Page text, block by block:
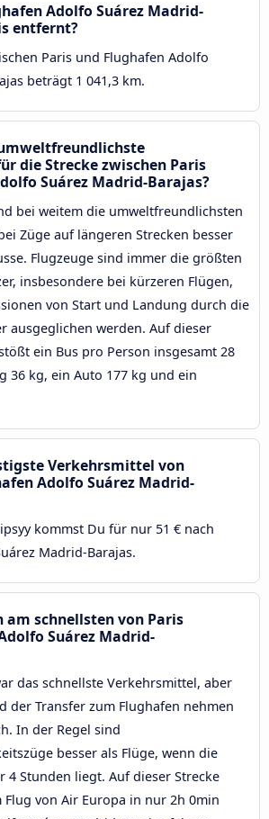
Adolfo Suárez Madrid-
entfernt?
Paris und Flughafen Adolfo
beträgt 1 041,3 km.
die Strecke zwischen Paris
Suárez Madrid-Barajas?
bei weitem die umweltfreundlichsten
Züge auf längeren Strecken besser
Flugzeuge sind immer die größten
insbesondere bei kürzeren Flügen,
von Start und Landung durch die
ausgeglichen werden. Auf dieser
ein Bus pro Person insgesamt 28
36 kg, ein Auto 177 kg und ein
Verkehrsmittel von
Adolfo Suárez Madrid-
kommst Du für nur 51 € nach
Madrid-Barajas.
schnellsten von Paris
Suárez Madrid-
das schnellste Verkehrsmittel, aber
der Transfer zum Flughafen nehmen
In der Regel sind
besser als Flüge, wenn die
4 Stunden liegt. Auf dieser Strecke
von Air Europa in nur 2h 0min